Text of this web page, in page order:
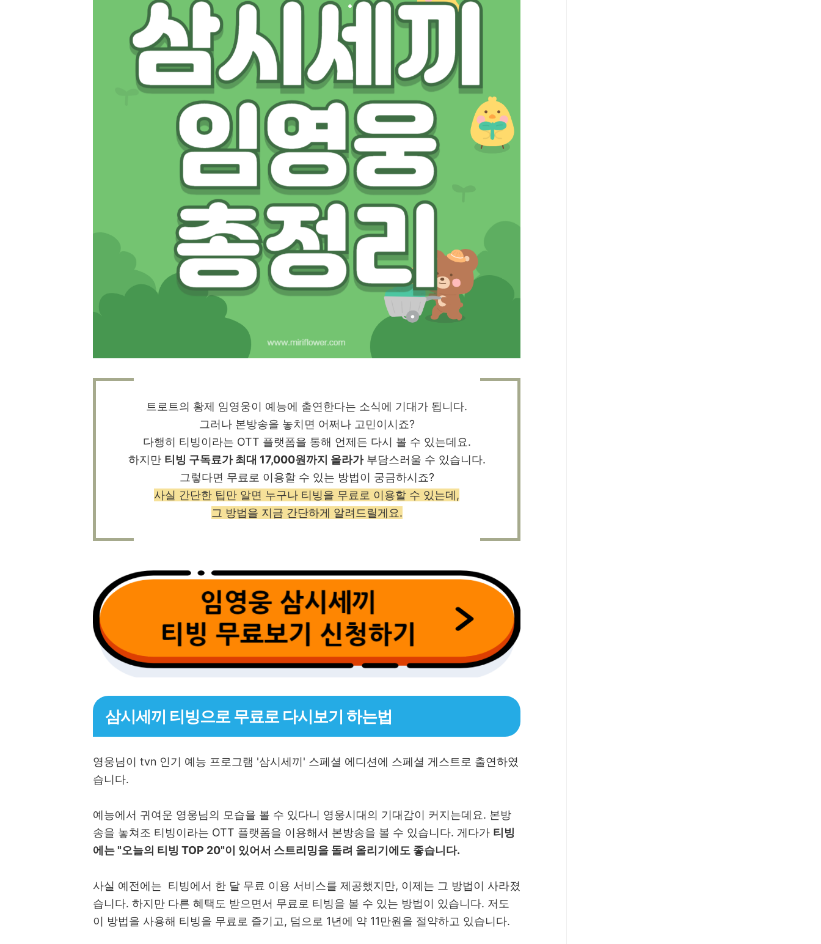
트로트의 황제 임영웅이 예능에 출연한다는 소식에 기대가 됩니다.
그러나 본방송을 놓치면 어쩌나 고민이시죠?
다행히 티빙이라는 OTT 플랫폼을 통해 언제든 다시 볼 수 있는데요.
하지만 티빙 구독료가 최대 17,000원까지 올라가부담스러울 수 있습니다.
그렇다면 무료로 이용할 수 있는 방법이 궁금하시죠?
사실 간단한 팁만 알면 누구나 티빙을 무료로 이용할 수 있는데,
그 방법을 지금 간단하게 알려드릴게요.
삼시세끼 티빙으로 무료로 다시보기 하는법
영웅님이 tvn 인기 예능 프로그램 '삼시세끼' 스페셜 에디션에 스페셜 게스트로 출연하였
습니다.
예능에서 귀여운 영웅님의 모습을 볼 수 있다니 영웅시대의 기대감이 커지는데요. 본방
송을 놓쳐조 티빙이라는 OTT 플랫폼을 이용해서 본방송을 볼 수 있습니다. 게다가 티빙
에는 "오늘의 티빙 TOP 20"이 있어서 스트리밍을 돌려 올리기에도 좋습니다.
사실 예전에는 티빙에서 한 달 무료 이용 서비스를 제공했지만, 이제는 그 방법이 사라졌
습니다. 하지만 다른 혜택도 받으면서 무료로 티빙을 볼 수 있는 방법이 있습니다. 저도
이 방법을 사용해 티빙을 무료로 즐기고, 덤으로 1년에 약 11만원을 절약하고 있습니다.